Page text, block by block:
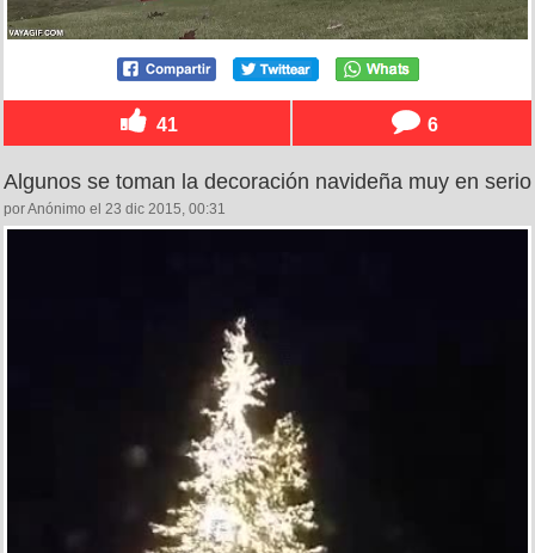
41 6
Algunos se toman la decoración navideña muy en serio
por Anónimo el 23 dic 2015, 00:31